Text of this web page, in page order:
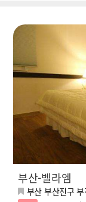
부산-벨라엠
부산 부산진구